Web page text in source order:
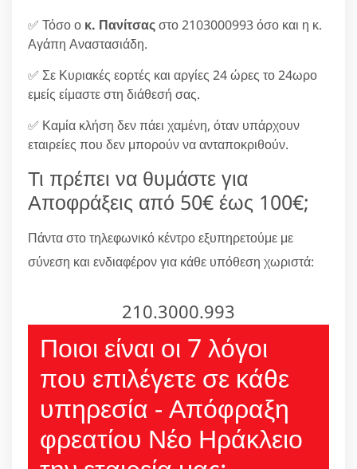
✅ Τόσο ο κ. Πανίτσαςστο 2103000993 όσο και η κ.
Αγάπη Αναστασιάδη.
✅ Σε Κυριακές εορτές και αργίες 24 ώρες το 24ωρο
εμείς είμαστε στη διάθεσή σας.
✅ Καμία κλήση δεν πάει χαμένη, όταν υπάρχουν
εταιρείες που δεν μπορούν να ανταποκριθούν.
Τι πρέπει να θυμάστε για
Αποφράξεις από 50€ έως 100€;
Πάντα στο τηλεφωνικό κέντρο εξυπηρετούμε με
σύνεση και ενδιαφέρον για κάθε υπόθεση χωριστά:
210.3000.993
Ποιοι είναι οι 7 λόγοι
που επιλέγετε σε κάθε
υπηρεσία - Απόφραξη
φρεατίου Νέο Ηράκλειο